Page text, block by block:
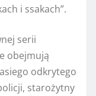
i ssakach”.
serii
obejmują
odkrytego
, starożytny